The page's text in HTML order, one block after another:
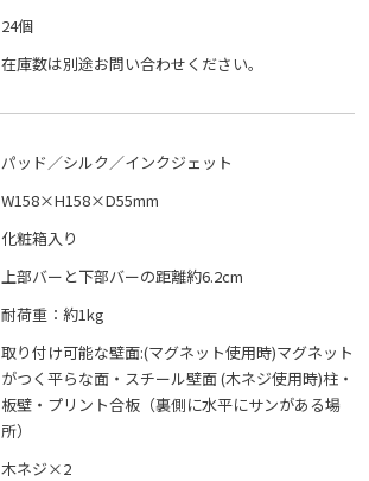
24個
在庫数は別途お問い合わせください。
パッド／シルク／インクジェット
W158×H158×D55mm
化粧箱入り
上部バーと下部バーの距離約6.2cm
耐荷重：約1kg
取り付け可能な壁面:(マグネット使用時)マグネット
がつく平らな面・スチール壁面 (木ネジ使用時)柱・
板壁・プリント合板（裏側に水平にサンがある場
所）
木ネジ×2